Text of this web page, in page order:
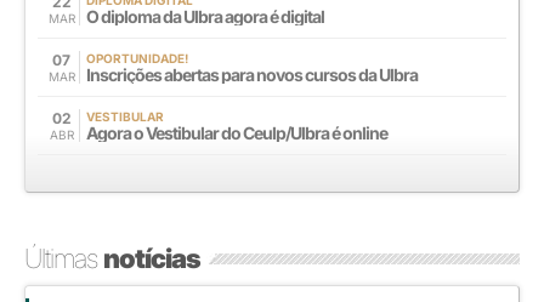
MAR O diploma da Ulbra agora é digital
07
MAR
OPORTUNIDADE!
Inscrições abertas para novos cursos da Ulbra
02
ABR
VESTIBULAR
Agora o Vestibular do Ceulp/Ulbra é online
Últimasnotícias